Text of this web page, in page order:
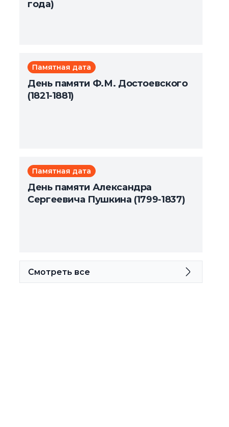
года)
Памятная дата
День памяти Ф.М. Достоевского
(1821-1881)
Памятная дата
День памяти Александра
Сергеевича Пушкина (1799-1837)
Смотреть все